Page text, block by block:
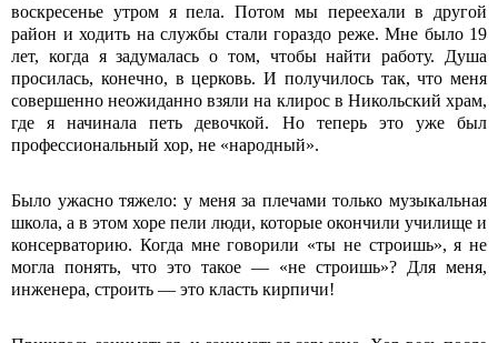
воскресенье утром я пела. Потом мы переехали в другой
район и ходить на службы стали гораздо реже. Мне было 19
лет, когда я задумалась о том, чтобы найти работу. Душа
просилась, конечно, в церковь. И получилось так, что меня
совершенно неожиданно взяли на клирос в Никольский храм,
где я начинала петь девочкой. Но теперь это уже был
профессиональный хор, не «народный».
Было ужасно тяжело: у меня за плечами только музыкальная
школа, а в этом хоре пели люди, которые окончили училище и
консерваторию. Когда мне говорили «ты не строишь», я не
могла понять, что это такое — «не строишь»? Для меня,
инженера, строить — это класть кирпичи!